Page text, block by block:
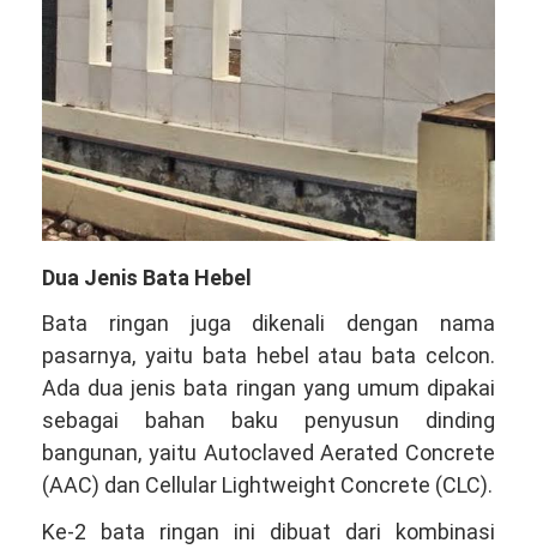
Dua Jenis Bata Hebel
Bata ringan juga dikenali dengan nama
pasarnya, yaitu bata hebel atau bata celcon.
Ada dua jenis bata ringan yang umum dipakai
sebagai bahan baku penyusun dinding
bangunan, yaitu Autoclaved Aerated Concrete
(AAC) dan Cellular Lightweight Concrete (CLC).
Ke-2 bata ringan ini dibuat dari kombinasi